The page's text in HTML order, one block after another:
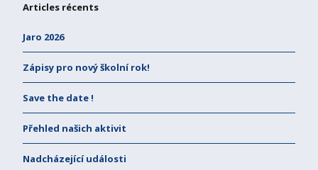
Articles récents
Jaro 2026
Zápisy pro nový školní rok!
Save the date !
Přehled našich aktivit
Nadcházející události